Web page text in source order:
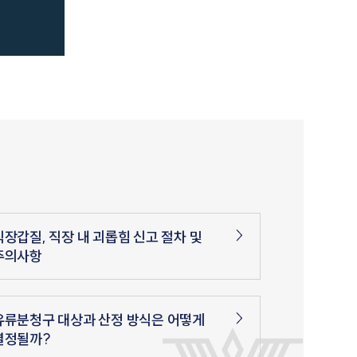
장갑질, 직장 내 괴롭힘 신고 절차 및
의사항
류분청구 대상과 산정 방식은 어떻게
정될까?